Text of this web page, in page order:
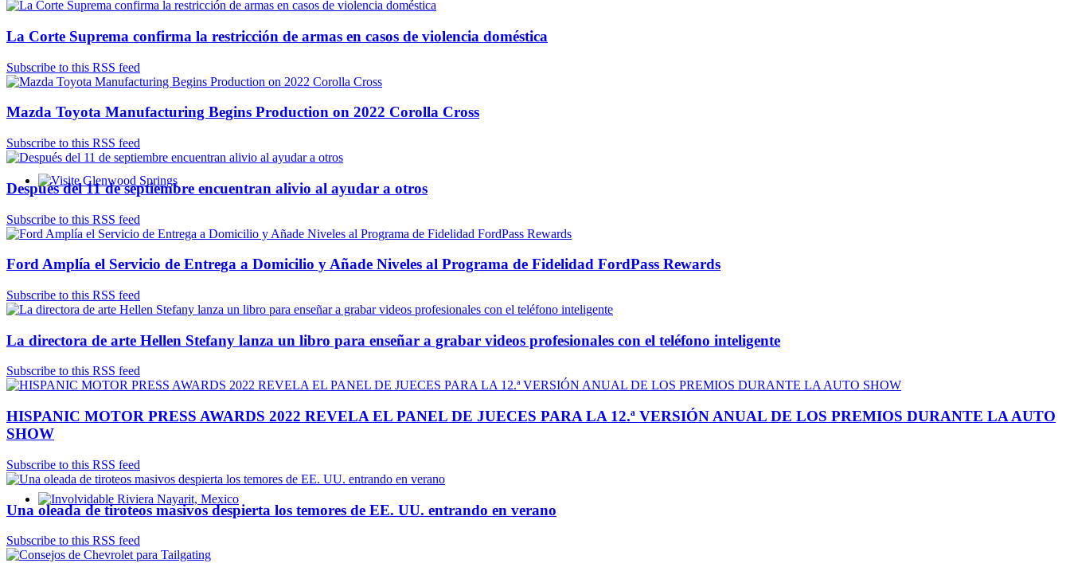
Glenwood Springs - Bello y Encantador
Involvidable Riviera Nayarit, Mexico
La Corte Suprema confirma la restricción de armas en casos de violencia doméstica
Subscribe to this RSS feed
Mazda Toyota Manufacturing Begins Production on 2022 Corolla Cross
Subscribe to this RSS feed
Después del 11 de septiembre encuentran alivio al ayudar a otros
Subscribe to this RSS feed
Ford Amplía el Servicio de Entrega a Domicilio y Añade Niveles al Programa de Fidelidad FordPass Rewards
Subscribe to this RSS feed
La directora de arte Hellen Stefany lanza un libro para enseñar a grabar videos profesionales con el teléfono inteligente
Subscribe to this RSS feed
HISPANIC MOTOR PRESS AWARDS 2022 REVELA EL PANEL DE JUECES PARA LA 12.ª VERSIÓN ANUAL DE LOS PREMIOS DURANTE LA AUTO
SHOW
Subscribe to this RSS feed
Una oleada de tiroteos masivos despierta los temores de EE. UU. entrando en verano
Subscribe to this RSS feed